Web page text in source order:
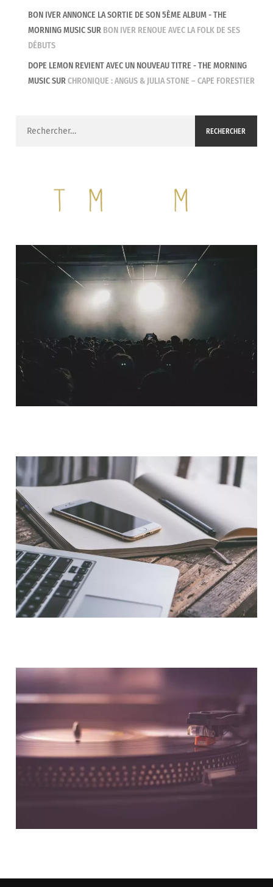
BON IVER ANNONCE LA SORTIE DE SON 5ÈME ALBUM - THE
MORNING MUSICSUR BON IVER RENOUE AVEC LA FOLK DE SES
DÉBUTS
DOPE LEMON REVIENT AVEC UN NOUVEAU TITRE - THE MORNING
MUSICSURCHRONIQUE : ANGUS & JULIA STONE – CAPE FORESTIER